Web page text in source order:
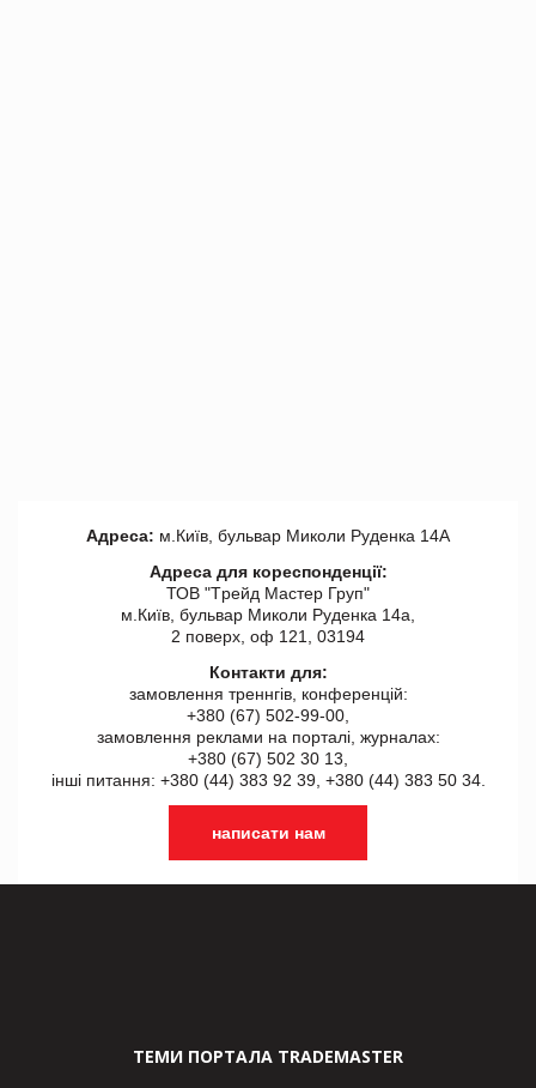
Адреса: м.Київ, бульвар Миколи Руденка 14А
Адреса для кореспонденції:
ТОВ "Tрейд Мастер Груп"
м.Київ, бульвар Миколи Руденка 14а,
2 поверх, оф 121, 03194
Контакти для:
замовлення треннгів, конференцій:
+380 (67) 502-99-00,
замовлення реклами на порталі, журналах:
+380 (67) 502 30 13,
інші питання: +380 (44) 383 92 39, +380 (44) 383 50 34.
написати нам
ТЕМИ ПОРТАЛА TRADEMASTER